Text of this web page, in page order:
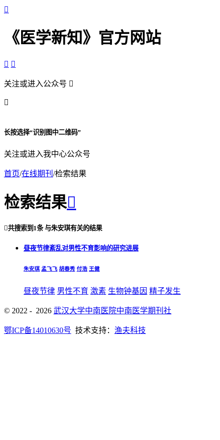

《医学新知》官方网站
 
关注或进入公众号 

长按选择“识别图中二维码”
关注或进入我中心公众号
首页/在线期刊 /检索结果
检索结果
共搜索到 1条与朱安琪有关的结果
昼夜节律紊乱对男性不育影响的研究进展
朱安琪 孟飞飞 胡春秀 付浩 王健
昼夜节律 男性不育 激素 生物钟基因 精子发生
© 2022 - 2026 武汉大学中南医院中南医学期刊社
鄂ICP备14010630号 技术支持： 渔夫科技